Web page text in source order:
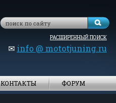
РАСШИРЕННЫЙ ПОИСК
✉ info @ mototjuning.ru
КОНТАКТЫ ФОРУМ